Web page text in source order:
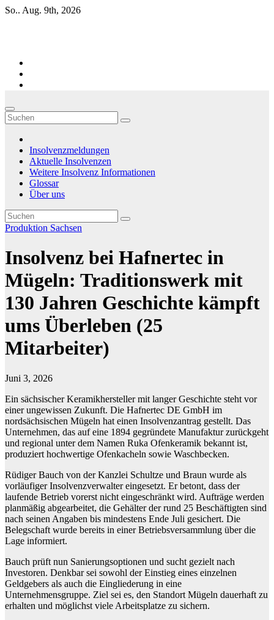
Zum
So.. Aug. 9th, 2026
Insolvenzmeldungen
Aktuelle Insolvenzen
Weitere Insolvenz Informationen
Glossar
Über uns
Produktion Sachsen
Insolvenz bei Hafnertec in
Mügeln: Traditionswerk mit
130 Jahren Geschichte kämpft
ums Überleben (25
Mitarbeiter)
Juni 3, 2026
Ein sächsischer Keramikhersteller mit langer Geschichte steht vor
einer ungewissen Zukunft. Die Hafnertec DE GmbH im
nordsächsischen Mügeln hat einen Insolvenzantrag gestellt. Das
Unternehmen, das auf eine 1894 gegründete Manufaktur zurückgeht
und regional unter dem Namen Ruka Ofenkeramik bekannt ist,
produziert hochwertige Ofenkacheln sowie Waschbecken.
Rüdiger Bauch von der Kanzlei Schultze und Braun wurde als
vorläufiger Insolvenzverwalter eingesetzt. Er betont, dass der
laufende Betrieb vorerst nicht eingeschränkt wird. Aufträge werden
planmäßig abgearbeitet, die Gehälter der rund 25 Beschäftigten sind
nach seinen Angaben bis mindestens Ende Juli gesichert. Die
Belegschaft wurde bereits in einer Betriebsversammlung über die
Lage informiert.
Bauch prüft nun Sanierungsoptionen und sucht gezielt nach
Investoren. Denkbar sei sowohl der Einstieg eines einzelnen
Geldgebers als auch die Eingliederung in eine
Unternehmensgruppe. Ziel sei es, den Standort Mügeln dauerhaft zu
erhalten und möglichst viele Arbeitsplatze zu sichern.